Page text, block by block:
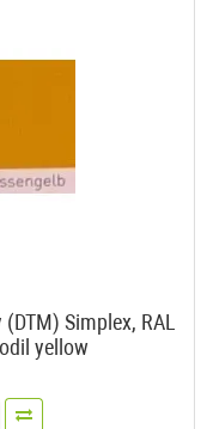
Simplex, RAL
yellow